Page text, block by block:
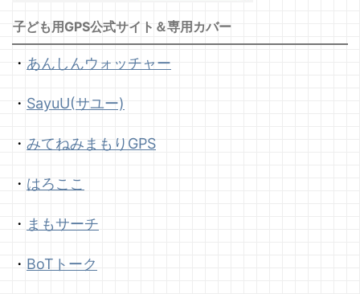
子ども用GPS公式サイト＆専用カバー
・ あんしんウォッチャー
・ SayuU(サユー)
・ みてねみまもりGPS
・ はろここ
・ まもサーチ
・ BoTトーク